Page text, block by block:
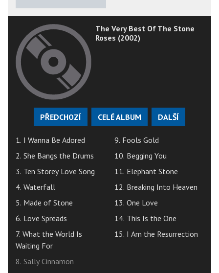
The Very Best Of The Stone
Roses (2002)
PŘEDCHOZÍ CELÉ ALBUM DALŠÍ
1. I Wanna Be Adored
2. She Bangs the Drums
3. Ten Storey Love Song
4. Waterfall
5. Made of Stone
6. Love Spreads
7. What the World Is
Waiting For
8. Sally Cinnamon
9. Fools Gold
10. Begging You
11. Elephant Stone
12. Breaking Into Heaven
13. One Love
14. This Is the One
15. I Am the Resurrection